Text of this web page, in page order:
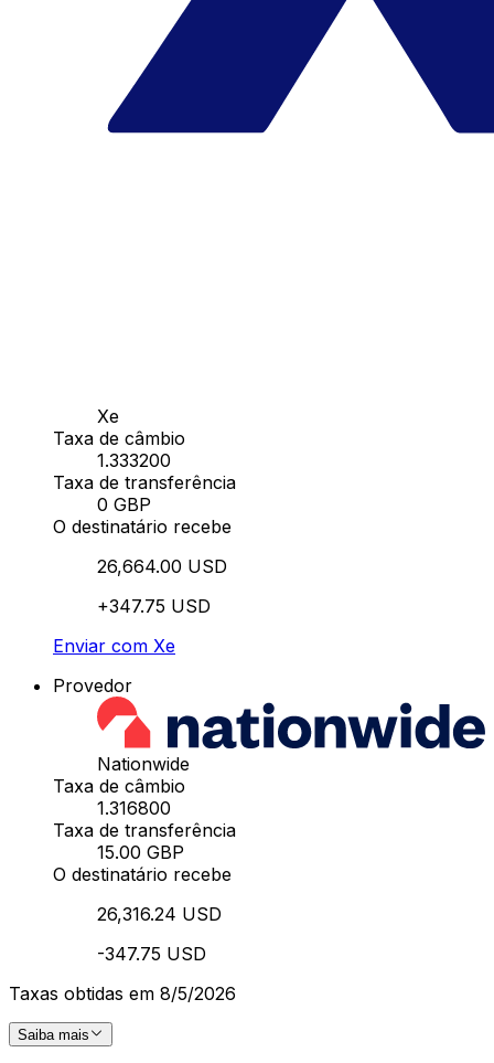
Xe
Taxa de câmbio
1.333200
Taxa de transferência
0 GBP
O destinatário recebe
26,664.00 USD
+347.75 USD
Enviar com Xe
Provedor
Nationwide
Taxa de câmbio
1.316800
Taxa de transferência
15.00 GBP
O destinatário recebe
26,316.24 USD
-347.75 USD
Taxas obtidas em 8/5/2026
Saiba mais